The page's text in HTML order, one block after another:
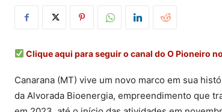
Clique aqui para seguir o canal do O Pioneiro
Canarana (MT) vive um novo marco em sua
da Alvorada Bioenergia, empreendimento que